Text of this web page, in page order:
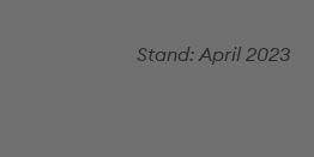
Stand: April 2023